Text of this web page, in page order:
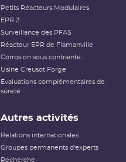
Petits Réacteurs Modulaires
EPR 2
Surveillance des PFAS
Réacteur EPR de Flamanville
Corrosion sous contrainte
Usine Creusot Forge
Évaluations complémentaires de
sûreté
Autres activités
Relations internationales
Groupes permanents d'experts
Recherche